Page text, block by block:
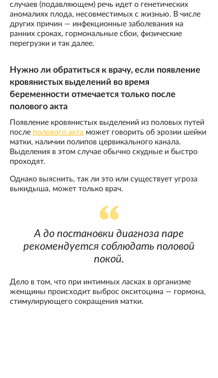
случаев (подавляющем) речь идет о генетических
аномалиях плода, несовместимых с жизнью. В числе
других причин — инфекционные заболевания на
ранних сроках, гормональные сбои, физические
перегрузки и так далее.
Нужно ли обратиться к врачу, если появление
кровянистых выделений во время
беременности отмечается только после
полового акта
Появление кровянистых выделений из половых путей
после полового акта может говорить об эрозии шейки
матки, наличии полипов цервикального канала.
Выделения в этом случае обычно скудные и быстро
проходят.
Однако выяснить, так ли это или существует угроза
выкидыша, может только врач.
А до постановки диагноза паре
рекомендуется соблюдать половой
покой.
Дело в том, что при интимных ласках в организме
женщины происходит выброс окситоцина — гормона,
стимулирующего сокращения матки.